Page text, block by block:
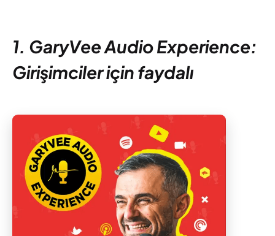
1. GaryVee Audio Experience:
Girişimciler için faydalı